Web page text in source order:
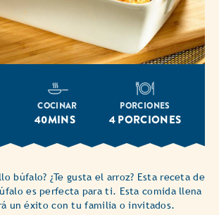
COCINAR
40MINS
PORCIONES
4 PORCIONES
búfalo? ¿Te gusta el arroz? Esta receta de
es perfecta para ti. Esta comida llena
un éxito con tu familia o invitados.